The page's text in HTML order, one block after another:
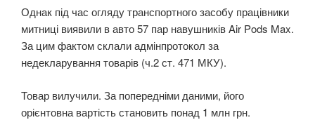
Однак під час огляду транспортного засобу працівники
митниці виявили в авто 57 пар навушників Air Pods Max.
За цим фактом склали адмінпротокол за
недекларування товарів (ч.2 ст. 471 МКУ).
Товар вилучили. За попередніми даними, його
орієнтовна вартість становить понад 1 млн грн.